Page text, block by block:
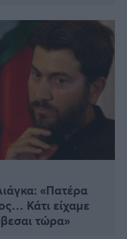
«Πατέρα
Κάτι είχαμε
τώρα»